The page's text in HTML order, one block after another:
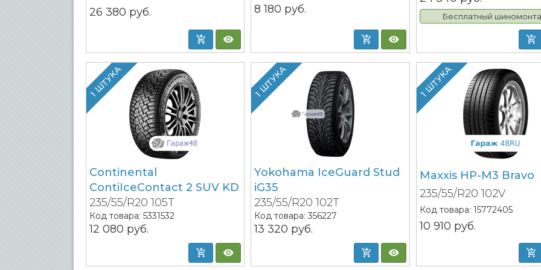
26 380 руб. 8 180 руб.
Бесплатный
1 ШТУКА
Continental
ContiIceContact 2 SUV KD
235/55/R20 105T
Код товара: 5331532
12 080 руб.
1 ШТУКА
Yokohama IceGuard Stud
iG35
235/55/R20 102T
Код товара:356227
13 320 руб.
1 ШТУКА
Maxxis HP-M3 Bravo
235/55/R20 102V
Код товара: 15772405
10 910 руб.